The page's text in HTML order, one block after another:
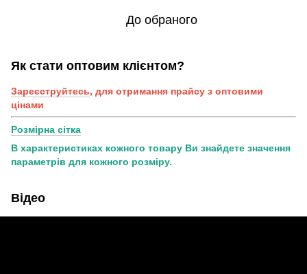
До обраного
Як стати оптовим клієнтом?
Зареєструйтесь, для отримання прайсу з оптовими
цінами
Розмірна сітка
В характеристиках кожного товару Ви знайдете значення
параметрів для кожного розміру.
Відео